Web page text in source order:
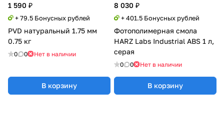
8 030 ₽
+ 401.5 Бонусных рублей
Фотополимерная смола
HARZ Labs Industrial ABS 1 л,
серая
0 0 Нет в наличии
В корзину
1 590 ₽
+ 79.5 Бонусных рублей
PVD натуральный 1.75 мм
0.75 кг
0 0 Нет в наличии
В корзину